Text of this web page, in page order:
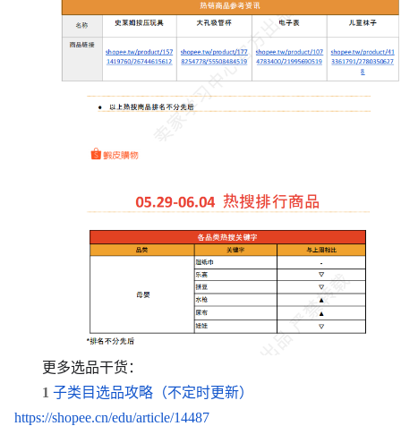
更多选品干货 ：
1 子类 目选品攻略（不定时更新）
https://shopee.cn/edu/article/14487